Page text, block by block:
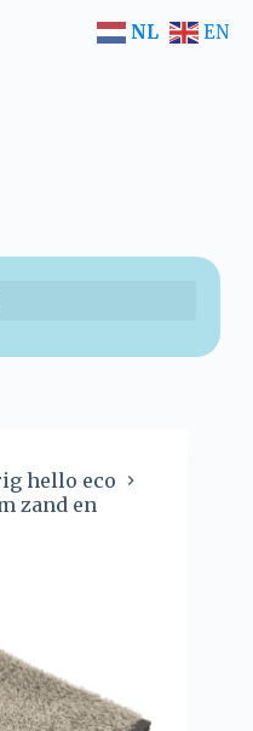
hello eco
zand en
NL EN